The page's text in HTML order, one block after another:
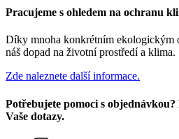
Pracujeme s ohledem na ochranu
Díky mnoha konkrétním ekologickým
náš dopad na životní prostředí a klima.
Zde naleznete další informace.
Potřebujete pomoci s
Vaše dotazy.